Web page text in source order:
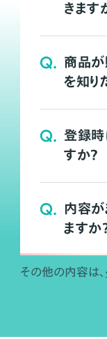
きます
Q. 商品が
を知り
Q. 登録時
すか？
Q. 内容が
ますか
その他の内容は、